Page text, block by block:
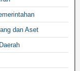
dan Aset